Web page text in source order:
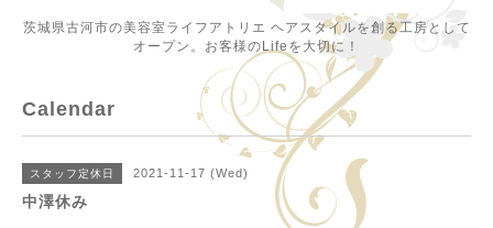
茨城県古河市の美容室ライフアトリエ ヘアスタイルを創る工房として
オープン。お客様のLifeを大切に！
Calendar
スタッフ定休日 2021-11-17 (Wed)
中澤休み